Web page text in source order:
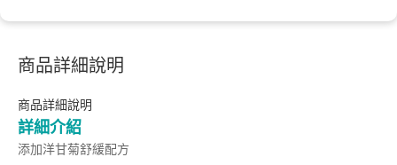
商品詳細說明
商品詳細說明
詳細介紹
添加洋甘菊舒緩配方